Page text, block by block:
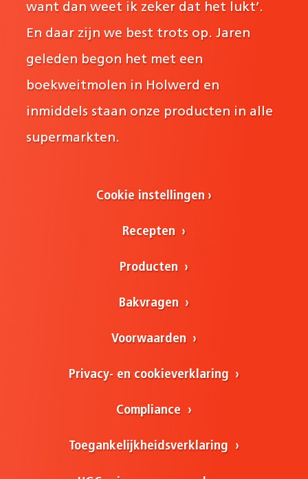
want dan weet ik zeker dat het lukt’.
En daar zijn we best trots op. Jaren
geleden begon het met een
boekweitmolen in Holwerd en
inmiddels staan onze producten in alle
supermarkten.
Cookie instellingen
Recepten
Producten
Bakvragen
Voorwaarden
Privacy- en cookieverklaring
Compliance
Toegankelijkheidsverklaring